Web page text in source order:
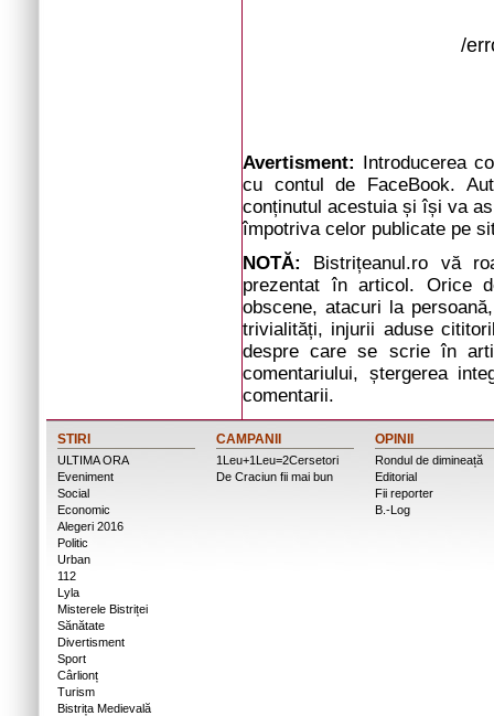
/
Avertisment: Introducerea
cu contul de FaceBook.
conținutul acestuia și își va
împotriva celor publicate pe
NOTĂ: Bistrițeanul.ro vă
prezentat în articol. Orice
obscene, atacuri la
trivialități, injurii aduse
despre care se scrie în
comentariului, ștergerea
comentarii.
STIRI
ULTIMA ORA
Eveniment
Social
Economic
Alegeri 2016
Politic
Urban
112
Lyla
Misterele Bistriței
Sănătate
Divertisment
Sport
Cârlionț
Turism
Bistrița Medievală
CAMPANII
1Leu+1Leu=2Cersetori
De Craciun fii mai bun
OPINII
Rondul de dimineață
Editorial
Fii reporter
B.-Log